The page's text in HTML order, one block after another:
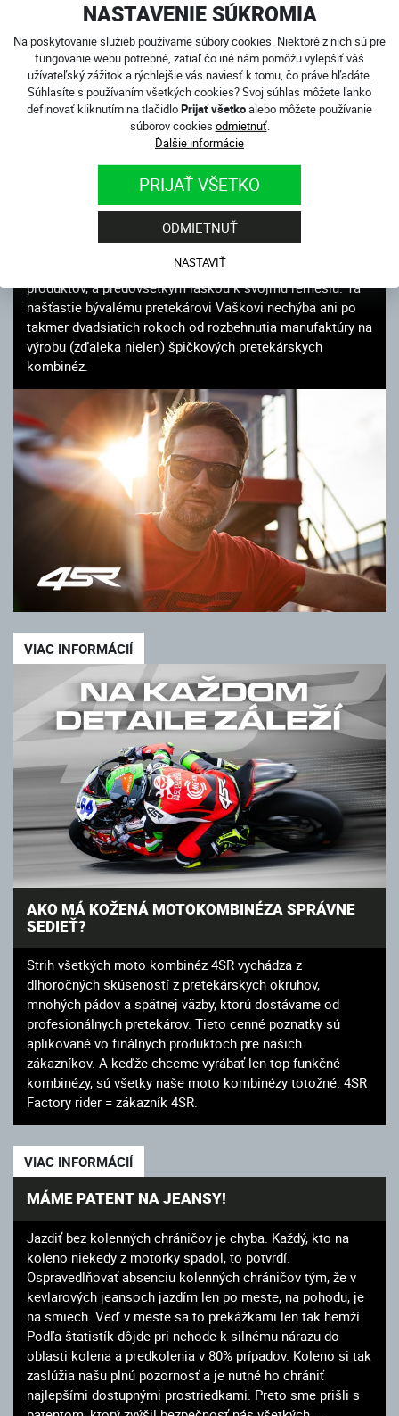
NASTAVENIE SÚKROMIA
Na poskytovanie služieb používame súbory cookies. Niektoré z nich sú pre
fungovanie webu potrebné, zatiaľ čo iné nám pomôžu vylepšiť váš
užívateľský zážitok a rýchlejšie vás naviesť k tomu, čo práve hľadáte.
Súhlasíte s používaním všetkých cookies? Svoj súhlas môžete ľahko
definovať kliknutím na tlačidloPrijať všetkoalebo môžete používanie
súborov cookies odmietnuť.
Ďalšie informácie
PRIJAŤ VŠETKO
ODMIETNUŤ
NASTAVIŤ
VIAC INFORMÁCIÍ
ROZHOVOR S VÁCLAVOM JIRUŠOM, MAJITEĽOM
4SR: "CHCEME SA POSÚVAŤ A BYŤ LEPŠÍ"
Ak sa v motocyklovom biznise chcete etablovať na
svetovú úroveň, ale vo vrecku máte český pas, nie je to
žiadna prechádzka ružovým sadom. Všeobecný despekt
niektorých ľudí zo samozvaných motorkových veľmocí a
veľmi tvrdé konkurenčné prostredie musíte aspoň raz
toľko prevážiť cieľavedomosťou, chuťou učiť sa, tvrdou
prácou, nekompromisnou kvalitou i funkciou vlastných
produktov, a predovšetkým láskou k svojmu remeslu. Tá
našťastie bývalému pretekárovi Vaškovi nechýba ani po
takmer dvadsiatich rokoch od rozbehnutia manufaktúry na
výrobu (zďaleka nielen) špičkových pretekárskych
kombinéz.
VIAC INFORMÁCIÍ
AKO MÁ KOŽENÁ MOTOKOMBINÉZA SPRÁVNE
SEDIEŤ?
Strih všetkých moto kombinéz 4SR vychádza z
dlhoročných skúseností z pretekárskych okruhov,
mnohých pádov a spätnej väzby, ktorú dostávame od
profesionálnych pretekárov. Tieto cenné poznatky sú
aplikované vo finálnych produktoch pre našich
zákazníkov. A keďže chceme vyrábať len top funkčné
kombinézy, sú všetky naše moto kombinézy totožné. 4SR
Factory rider = zákazník 4SR.
VIAC INFORMÁCIÍ
MÁME PATENT NA JEANSY!
Jazdiť bez kolenných chráničov je chyba. Každý, kto na
koleno niekedy z motorky spadol, to potvrdí.
Ospravedlňovať absenciu kolenných chráničov tým, že v
kevlarových jeansoch jazdím len po meste, na pohodu, je
na smiech. Veď v meste sa to prekážkami len tak hemží.
Podľa štatistík dôjde pri nehode k silnému nárazu do
oblasti kolena a predkolenia v 80% prípadov. Koleno si tak
zaslúžia našu plnú pozornosť a je nutné ho chrániť
najlepšími dostupnými prostriedkami. Preto sme prišli s